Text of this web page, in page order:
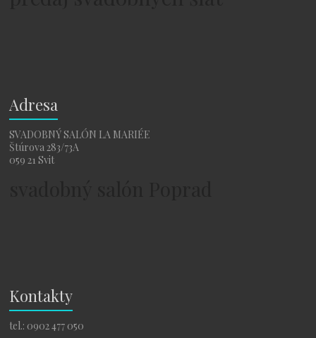
Adresa
SVADOBNÝ SALÓN LA MARIÉE
Štúrova 283/73A
059 21 Svit
Kontakty
tel.: 0902 477 050